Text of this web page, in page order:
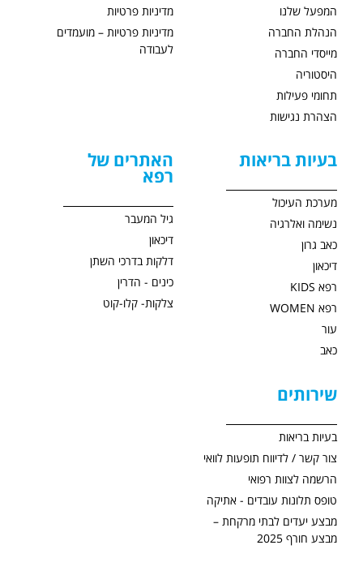
המפעל שלנו
הנהלת החברה
מייסדי החברה
היסטוריה
תחומי פעילות
הצהרת נגישות
מדיניות פרטיות
מדיניות פרטיות – מועמדים
לעבודה
בעיות בריאות
מערכת העיכול
נשימה ואלרגיה
כאב גרון
דיכאון
רפא KIDS
רפא WOMEN
עור
כאב
האתרים של
רפא
גיל המעבר
דיכאון
דלקות בדרכי השתן
כינים - הדרין
צלקות- קלו-קוט
שירותים
בעיות בריאות
צור קשר / לדיווח תופעות לוואי
הרשמה לצוות רפואי
טופס תלונות עובדים - אתיקה
מבצע יעדים לבתי מרקחת –
מבצע חורף 2025